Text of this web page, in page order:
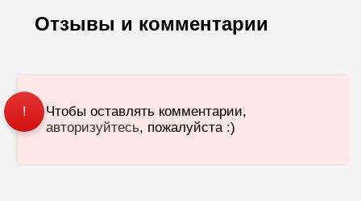
Отзывы и комментарии
!
Чтобы оставлять комментарии,
авторизуйтесь, пожалуйста :)